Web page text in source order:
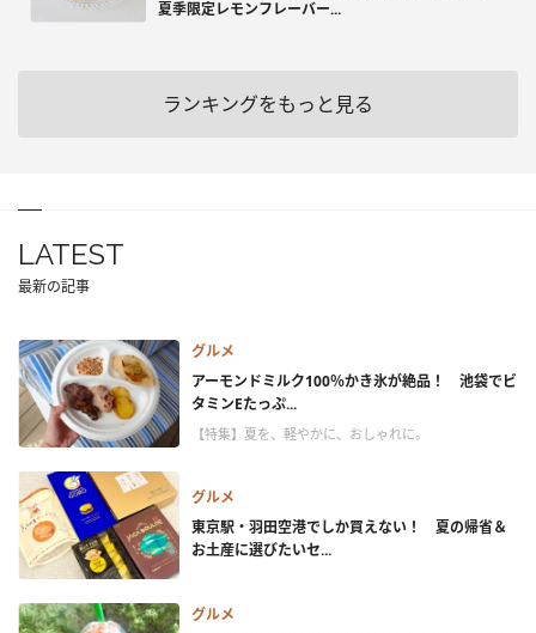
夏季限定レモンフレーバー...
ランキングをもっと見る
LATEST
最新の記事
グルメ
アーモンドミルク100％かき氷が絶品！ 池袋でビ
タミンEたっぷ...
【特集】夏を、軽やかに、おしゃれに。
グルメ
東京駅・羽田空港でしか買えない！ 夏の帰省＆
お土産に選びたいセ...
グルメ